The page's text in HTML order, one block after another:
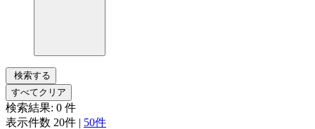
検索する
すべてクリア
検索結果: 0 件
表示件数 20件 | 50件